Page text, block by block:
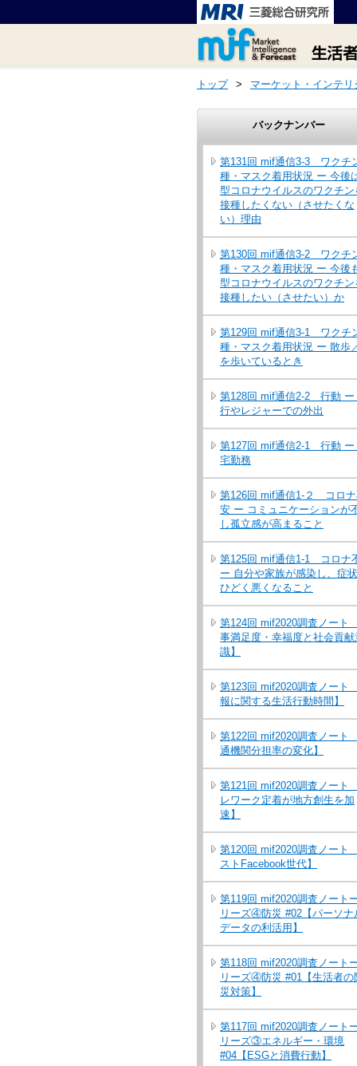
トップ > マーケット・インテリ
バックナンバー
第131回 mif通信3-3 ワクチ
種・マスク着用状況 ー 今後
型コロナウイルスのワクチン
接種したくない（させたくな
い）理由
第130回 mif通信3-2 ワクチ
種・マスク着用状況 ー 今後
型コロナウイルスのワクチン
接種したい（させたい）か
第129回 mif通信3-1 ワクチ
種・マスク着用状況 ー 散歩
を歩いているとき
第128回 mif通信2-2 行動 ー
行やレジャーでの外出
第127回 mif通信2-1 行動 ー
宅勤務
第126回 mif通信1-２ コロナ
安 ー コミュニケーションが
し孤立感が高まること
第125回 mif通信1-1 コロナ
ー 自分や家族が感染し、症
ひどく悪くなること
第124回 mif2020調査ノート
事満足度・幸福度と社会貢献
識】
第123回 mif2020調査ノート
報に関する生活行動時間】
第122回 mif2020調査ノート
通機関分担率の変化】
第121回 mif2020調査ノート
レワーク定着が地方創生を加
速】
第120回 mif2020調査ノート
ストFacebook世代】
第119回 mif2020調査ノート
リーズ④防災 #02【パーソナ
データの利活用】
第118回 mif2020調査ノート
リーズ④防災 #01【生活者の
災対策】
第117回 mif2020調査ノート
リーズ③エネルギー・環境
#04【ESGと消費行動】